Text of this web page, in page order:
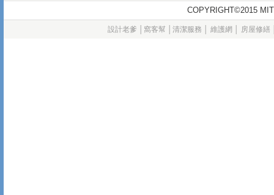
COPYRIGHT©2015
設計老爹 窩客幫 清潔服務 維護網 房屋修繕